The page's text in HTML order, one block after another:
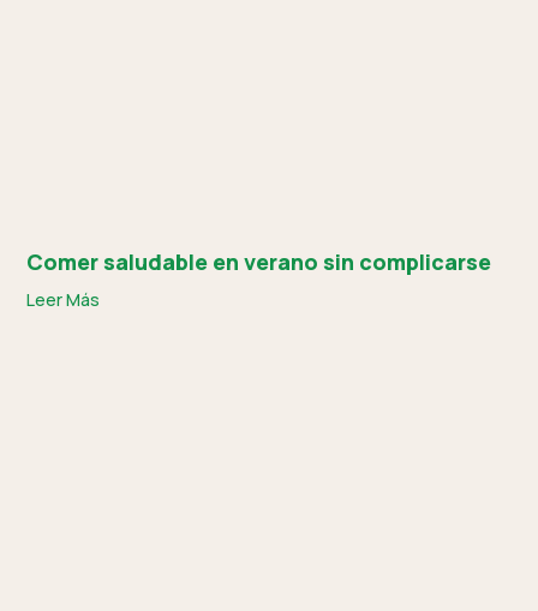
Comer saludable en verano sin complicarse
Leer Más